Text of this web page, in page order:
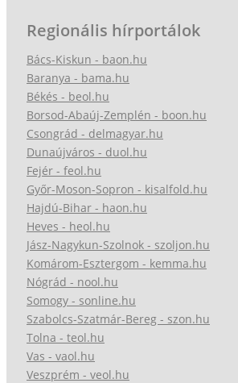
Regionális hírportálok
Bács-Kiskun - baon.hu
Baranya - bama.hu
Békés - beol.hu
Borsod-Abaúj-Zemplén - boon.hu
Csongrád - delmagyar.hu
Dunaújváros - duol.hu
Fejér - feol.hu
Győr-Moson-Sopron - kisalfold.hu
Hajdú-Bihar - haon.hu
Heves - heol.hu
Jász-Nagykun-Szolnok - szoljon.hu
Komárom-Esztergom - kemma.hu
Nógrád - nool.hu
Somogy - sonline.hu
Szabolcs-Szatmár-Bereg - szon.hu
Tolna - teol.hu
Vas - vaol.hu
Veszprém - veol.hu